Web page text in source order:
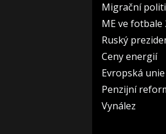
Migrační
ME ve fotbale
Ruský
Ceny energií
Evropská unie
Penzijní
Vynález